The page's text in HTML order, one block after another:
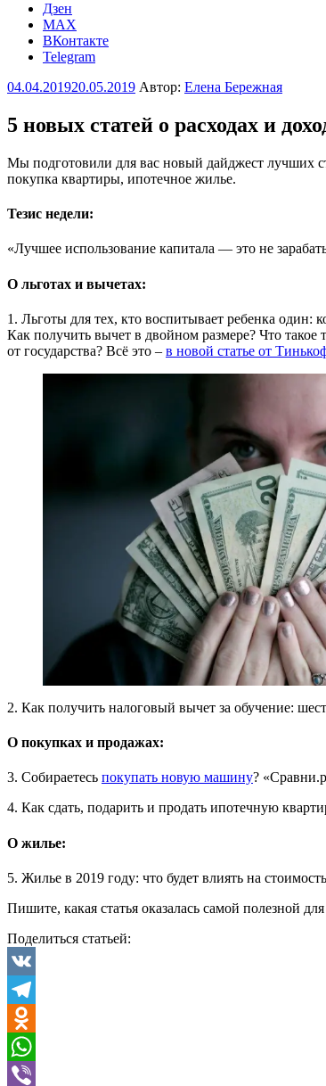
Дзен
MAX
ВКонтакте
Telegram
Опубликовано
04.04.201920.05.2019 Автор: Елена Бережная
5 новых статей о расходах и
Мы подготовили для вас новый дайджест лучших
покупка квартиры, ипотечное жилье.
Тезис недели:
«Лучшее использование капитала — это не
О льготах и вычетах:
1. Льготы для тех, кто воспитывает ребенка один:
Как получить вычет в двойном размере? Что
от государства? Всё это – в новой статье от
2. Как получить налоговый вычет за обучение:
О покупках и продажах:
3. Собираетесь покупать новую машину?
4. Как сдать, подарить и продать ипотечную
О жилье:
5. Жилье в 2019 году: что будет влиять на
Пишите, какая статья оказалась самой полезной
Поделиться статьей:
VK
Telegram
Odnoklassniki
WhatsApp